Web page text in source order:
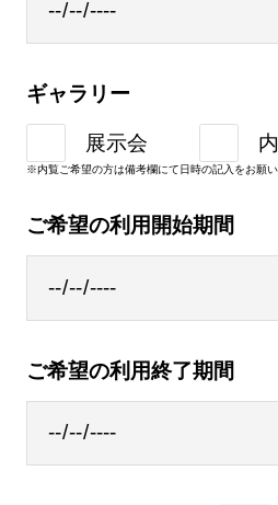
ギャラリー
展示会
※内覧ご希望の方は備考欄にて日時の記入をお願い
ご希望の利用開始期間
ご希望の利用終了期間